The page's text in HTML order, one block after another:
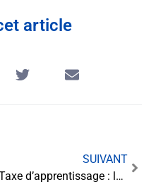
article
SUIVANT
Taxe d’apprentissage : les nouvelles orientations pour le financement de la formation professionnelle